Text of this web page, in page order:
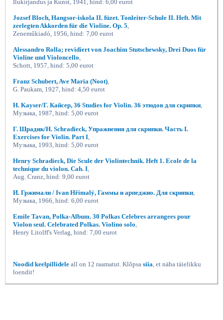
Ilukirjandus ja Kunst, 1941, hind: 6,00 eurot
Jozsef Bloch, Hangsor-iskola II. füzet. Tonleiter-Schule II. Heft. Mit
zerlegten Akkorden für die Violine. Op. 5,
Zeneműkiadó, 1956, hind: 7,00 eurot
Alessandro Rolla; revidiert von Joachim Stutschewsky, Drei Duos für
Violine und Violoncello,
Schott, 1957, hind: 5,00 eurot
Franz Schubert, Ave Maria (Noot),
G. Paukam, 1927, hind: 4,50 eurot
H. Kayser/Г. Кайсер, 36 Studies for Violin. 36 этюдов для скрипки,
Музыка, 1987, hind: 5,00 eurot
Г. Шрадик/H. Schradieck, Упражнения для скрипки. Часть I.
Exercises for Violin. Part I,
Музыка, 1993, hind: 5,00 eurot
Henry Schradieck, Die Scule der Violintechnik. Heft 1. Ecole de la
technique du violon. Cah. I,
Aug. Cranz, hind: 9,00 eurot
И. Гржимали / Ivan Hřímalý, Гаммы и арпеджио. Для скрипки,
Музыка, 1966, hind: 6,00 eurot
Emile Tavan, Polka-Album. 30 Polkas Celebres arrangees pour
Violon seul. Celebrated Polkas. Violino solo,
Henry Litolff's Verlag, hind: 7,00 eurot
Noodid keelpillidele all on 12 raamatut. Klõpsa siia, et näha täielikku
loendit!